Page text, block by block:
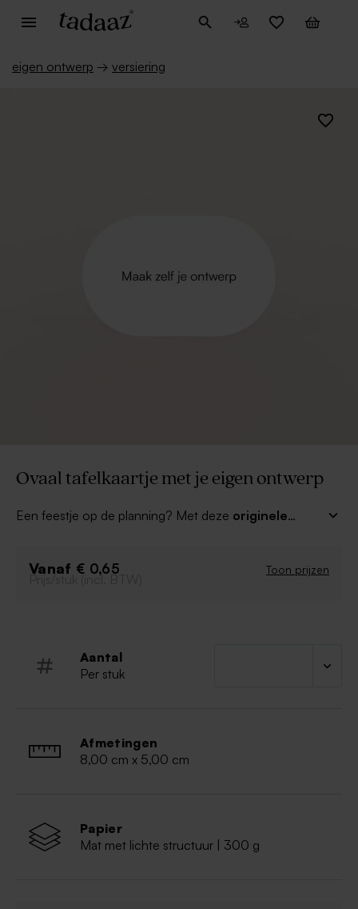
eigen ontwerp → versiering
Ovaal tafelkaartje met je eigen ontwerp
Een feestje op de planning? Met deze originele
Upload je eigen ontwerp of laat je creativiteit de vrije
Vanaf € 0,65 Toon prijzen
Prijs/stuk (incl. BTW)
Aantal
Per stuk
Afmetingen
8,00 cm x 5,00 cm
Papier
Mat met lichte structuur | 300 g